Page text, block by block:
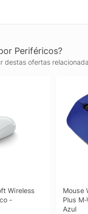
Periféricos?
destas ofertas
Wireless
-
Mouse
Plus
Azul